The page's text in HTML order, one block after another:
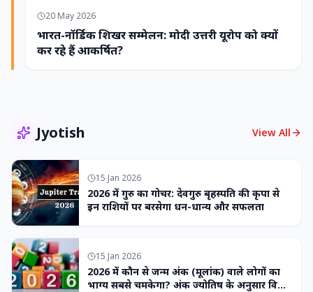
20 May 2026
भारत-नॉर्डिक शिखर सम्मेलन: मोदी उत्तरी यूरोप को क्यों
कर रहे हैं आकर्षित?
Jyotish View All
15 Jan 2026
2026 में गुरु का गोचर: देवगुरु बृहस्पति की कृपा से
इन राशियों पर बरसेगा धन-धान्य और सफलता
15 Jan 2026
2026 में कौन से जन्म अंक (मूलांक) वाले लोगों का
भाग्य सबसे चमकेगा? अंक ज्योतिष के अनुसार विशेष